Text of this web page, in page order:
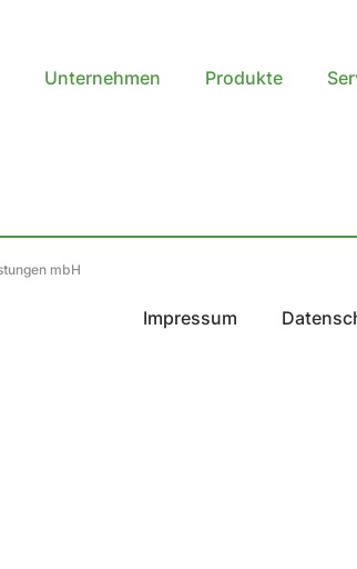
Unternehmen Produkte
mbH
Impressum